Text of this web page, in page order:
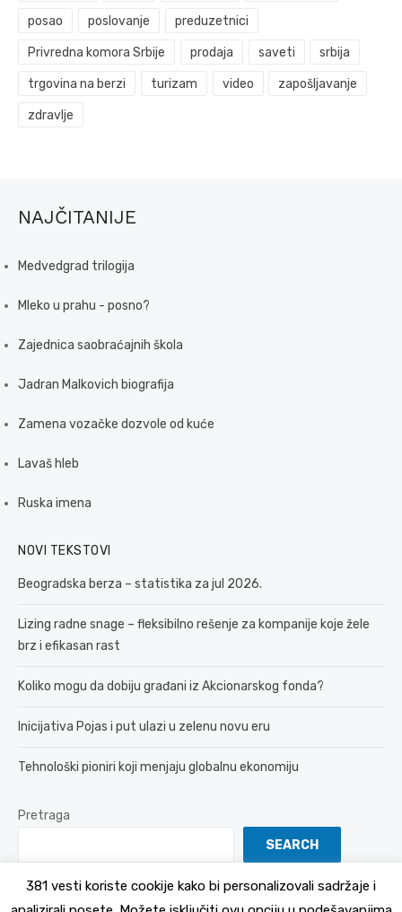
posao poslovanje preduzetnici
Privredna komora Srbije prodaja saveti srbija
trgovina na berzi turizam video zapošljavanje
zdravlje
NAJČITANIJE
Medvedgrad trilogija
Mleko u prahu - posno?
Zajednica saobraćajnih škola
Jadran Malkovich biografija
Zamena vozačke dozvole od kuće
Lavaš hleb
Ruska imena
NOVI TEKSTOVI
Beogradska berza – statistika za jul 2026.
Lizing radne snage – fleksibilno rešenje za kompanije koje žele
brz i efikasan rast
Koliko mogu da dobiju građani iz Akcionarskog fonda?
Inicijativa Pojas i put ulazi u zelenu novu eru
Tehnološki pioniri koji menjaju globalnu ekonomiju
Pretraga
SEARCH
381 vesti koriste cookije kako bi personalizovali sadržaje i